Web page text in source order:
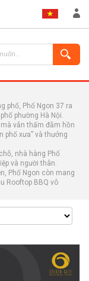
KÝ
phố, Phố Ngon 37 ra
phường Hà Nội.
vẫn thấm đẫm hồn
phố xưa” và thưởng
nhà hàng Phố
và người thân.
Phố Ngon còn mang
Rooftop BBQ vô